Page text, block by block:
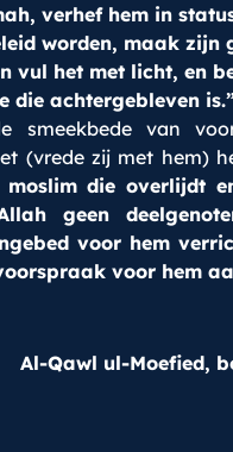
verhef hem in
worden, maak zijn
vul het met licht, en
die achtergebleven
smeekbede van
(vrede zij met hem)
moslim die overlijdt
geen
voor hem
voor hem
Al-Qawl ul-Moefied,